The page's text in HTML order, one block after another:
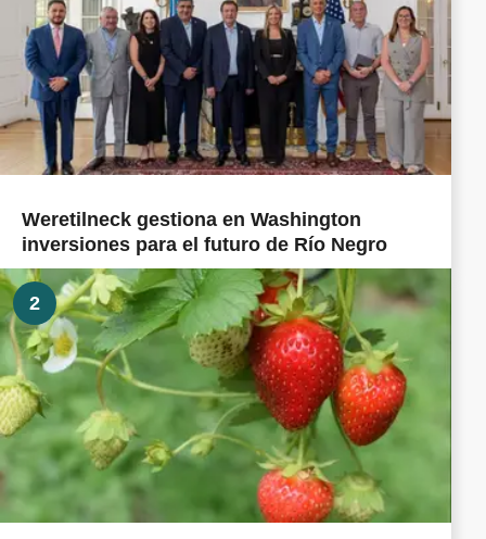
Weretilneck gestiona en Washington
inversiones para el futuro de Río Negro
2